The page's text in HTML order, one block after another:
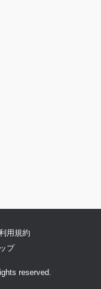
reserved.
用規約
プ